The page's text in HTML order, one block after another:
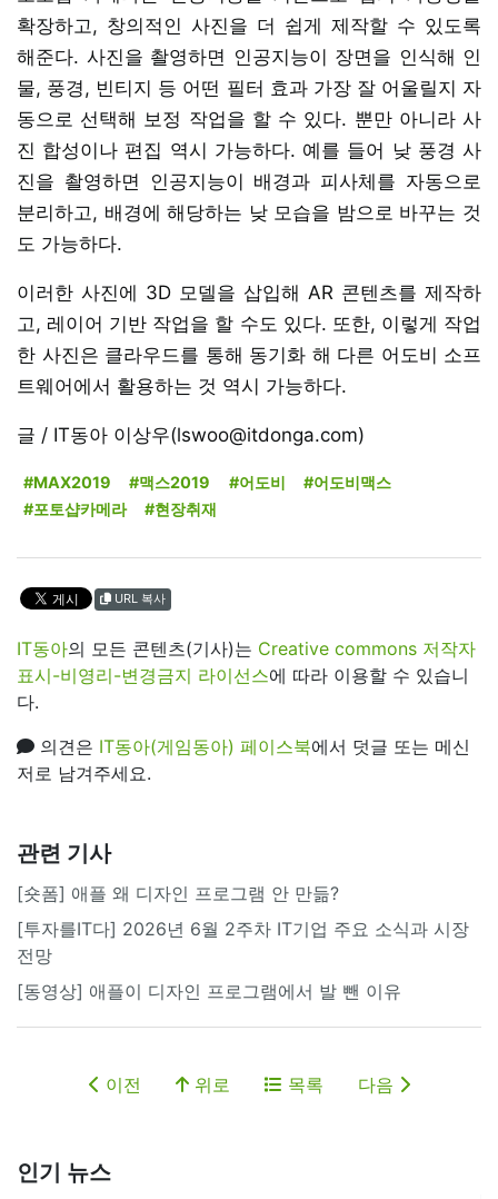
확장하고, 창의적인 사진을 더 쉽게 제작할 수 있도록
해준다. 사진을 촬영하면 인공지능이 장면을 인식해 인
물, 풍경, 빈티지 등 어떤 필터 효과 가장 잘 어울릴지 자
동으로 선택해 보정 작업을 할 수 있다. 뿐만 아니라 사
진 합성이나 편집 역시 가능하다. 예를 들어 낮 풍경 사
진을 촬영하면 인공지능이 배경과 피사체를 자동으로
분리하고, 배경에 해당하는 낮 모습을 밤으로 바꾸는 것
도 가능하다.
이러한 사진에 3D 모델을 삽입해 AR 콘텐츠를 제작하
고, 레이어 기반 작업을 할 수도 있다. 또한, 이렇게 작업
한 사진은 클라우드를 통해 동기화 해 다른 어도비 소프
트웨어에서 활용하는 것 역시 가능하다.
글 / IT동아 이상우(lswoo@itdonga.com)
#MAX2019 #맥스2019 #어도비
#어도비맥스
#포토샵카메라
#현장취재
URL 복사
IT동아의 모든 콘텐츠(기사)는 Creative commons 저작자
표시-비영리-변경금지 라이선스에 따라 이용할 수 있습니
다.
의견은 IT동아(게임동아) 페이스북에서 덧글 또는 메신
저로 남겨주세요.
관련 기사
[숏폼] 애플 왜 디자인 프로그램 안 만듦?
[투자를IT다] 2026년 6월 2주차 IT기업 주요 소식과 시장
전망
[동영상] 애플이 디자인 프로그램에서 발 뺀 이유
이전 위로 목록 다음
인기 뉴스